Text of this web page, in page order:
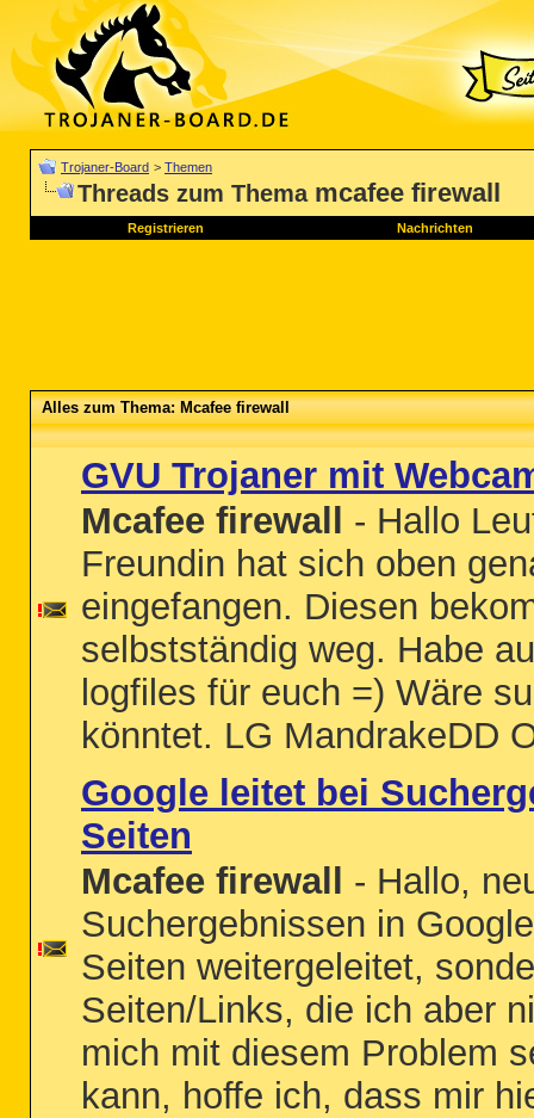
Trojaner-Board > Themen
Threads zum Thema mcafee firewall
Registrieren Nachrichten
Alles zum Thema: Mcafee firewall
GVU Trojaner mit
Mcafee firewall
- Hallo
Freundin hat sich oben
eingefangen. Diesen
selbstständig weg. Habe
logfiles für euch =) Wäre
könntet. LG MandrakeDD
Google leitet bei
Seiten
Mcafee firewall
- Hallo,
Suchergebnissen in
Seiten weitergeleitet,
Seiten/Links, die ich aber
mich mit diesem Problem
kann, hoffe ich, dass mir